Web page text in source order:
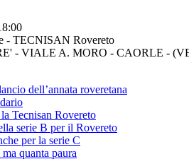
- TECNISAN Rovereto
- VIALE A. MORO - CAORLE -
dell’annata roveretana
Tecnisan Rovereto
serie B per il Rovereto
per la serie C
quanta paura